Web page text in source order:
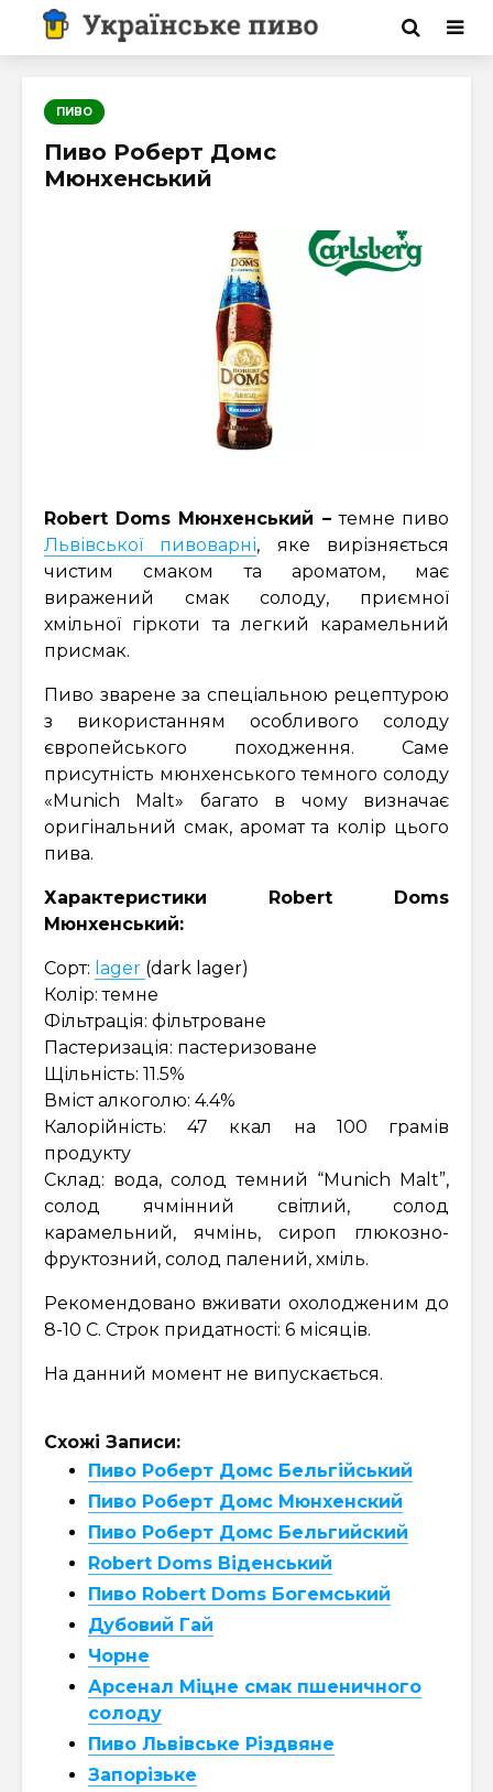
ПИВО
Пиво Роберт Домс
Мюнхенський
Robert Doms Мюнхенський –темне пиво
Львівської пивоварні, яке вирізняється
чистим смаком та ароматом, має
виражений смак солоду, приємної
хмільної гіркоти та легкий карамельний
присмак.
Пиво зварене за спеціальною рецептурою
з використанням особливого солоду
європейського походження. Саме
присутність мюнхенського темного солоду
«Munich Malt» багато в чому визначає
оригінальний смак, аромат та колір цього
пива.
Характеристики Robert Doms
Мюнхенський:
Сорт: lager (dark lager)
Колір: темне
Фільтрація: фільтроване
Пастеризація: пастеризоване
Щільність: 11.5%
Вміст алкоголю: 4.4%
Калорійність: 47 ккал на 100 грамів
продукту
Склад: вода, солод темний “Munich Malt”,
солод ячмінний світлий, солод
карамельний, ячмінь, сироп глюкозно-
фруктозний, солод палений, хміль.
Рекомендовано вживати охолодженим до
8-10 С. Строк придатності: 6 місяців.
На данний момент не випускається.
Схожі Записи:
Пиво Роберт Домс Бельгійський
Пиво Роберт Домс Мюнхенский
Пиво Роберт Домс Бельгийский
Robert Doms Віденський
Пиво Robert Doms Богемський
Дубовий Гай
Чорне
Арсенал Міцне смак пшеничного
солоду
Пиво Львівське Різдвяне
Запорізьке